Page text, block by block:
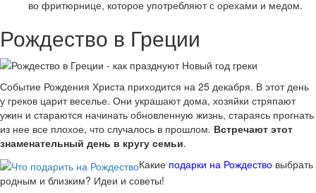
во фритюрнице, которое употребляют с орехами и медом.
Рождество в Греции
Событие Рождения Христа приходится на 25 декабря. В этот день
у греков царит веселье. Они украшают дома, хозяйки стряпают
ужин и стараются начинать обновленную жизнь, стараясь прогнать
из нее все плохое, что случалось в прошлом. Встречают этот
знаменательный день в кругу семьи.
Какие подарки на Рождество выбрать
родным и близким? Идеи и советы!